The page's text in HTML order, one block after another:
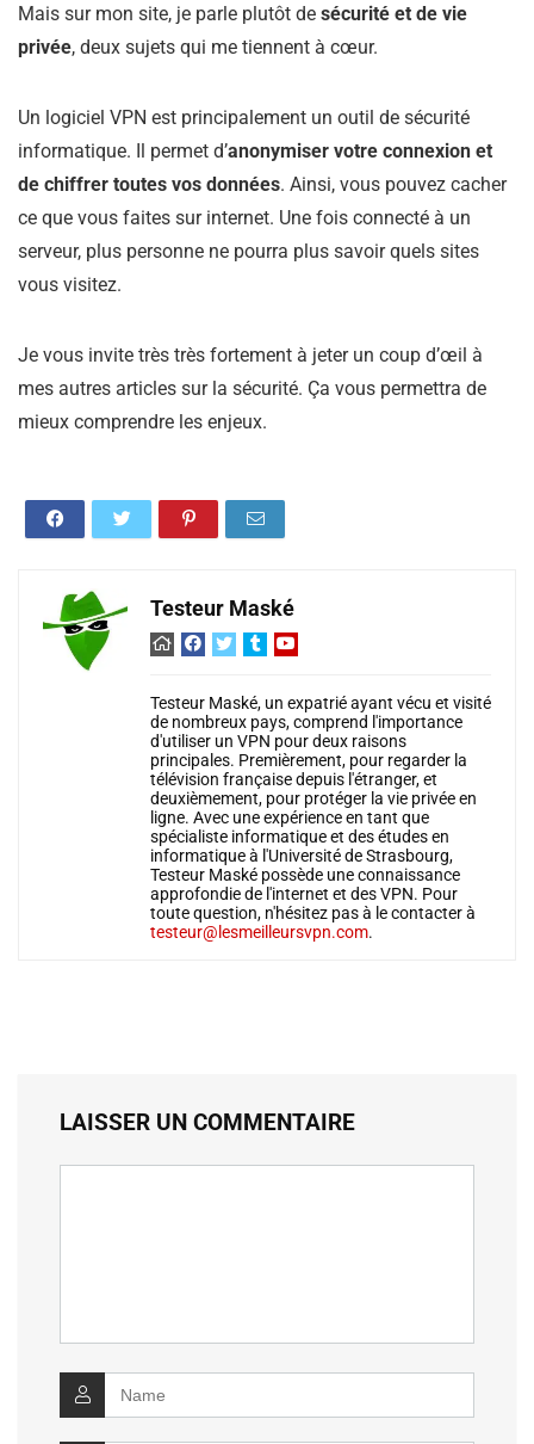
Mais sur mon site, je parle plutôt de sécurité et de vie
privée, deux sujets qui me tiennent à cœur.
Un logiciel VPN est principalement un outil de sécurité
informatique. Il permet d’anonymiser votre connexion et
de chiffrer toutes vos données. Ainsi, vous pouvez cacher
ce que vous faites sur internet. Une fois connecté à un
serveur, plus personne ne pourra plus savoir quels sites
vous visitez.
Je vous invite très très fortement à jeter un coup d’œil à
mes autres articles sur la sécurité. Ça vous permettra de
mieux comprendre les enjeux.
Testeur Maské
Testeur Maské, un expatrié ayant vécu et visité
de nombreux pays, comprend l'importance
d'utiliser un VPN pour deux raisons
principales. Premièrement, pour regarder la
télévision française depuis l'étranger, et
deuxièmement, pour protéger la vie privée en
ligne. Avec une expérience en tant que
spécialiste informatique et des études en
informatique à l'Université de Strasbourg,
Testeur Maské possède une connaissance
approfondie de l'internet et des VPN. Pour
toute question, n'hésitez pas à le contacter à
testeur@lesmeilleursvpn.com.
LAISSER UN COMMENTAIRE